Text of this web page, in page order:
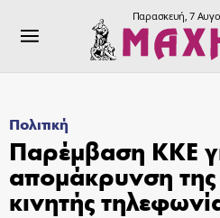
Παρασκευή, 7
Πολιτική
Παρέμβαση ΚΚΕ
απομάκρυνση της
κινητής